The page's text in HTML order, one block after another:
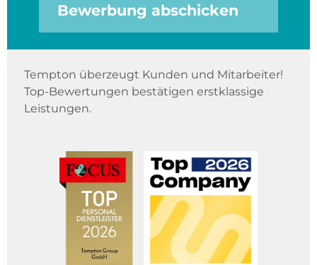
Bewerbung abschicken
Tempton überzeugt Kunden und Mitarbeiter!
Top-Bewertungen bestätigen erstklassige
Leistungen.